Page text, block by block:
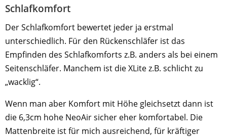
Schlafkomfort
Der Schlafkomfort bewertet jeder ja erstmal
unterschiedlich. Für den Rückenschläfer ist das
Empfinden des Schlafkomforts z.B. anders als bei einem
Seitenschläfer. Manchem ist die XLite z.B. schlicht zu
„wacklig“.
Wenn man aber Komfort mit Höhe gleichsetzt dann ist
die 6,3cm hohe NeoAir sicher eher komfortabel. Die
Mattenbreite ist für mich ausreichend, für kräftiger